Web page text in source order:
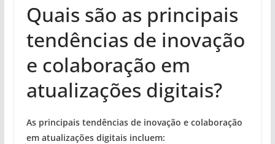
Quais são as principais
tendências de inovação
e colaboração em
atualizações digitais?
As principais tendências de inovação e colaboração
em atualizações digitais incluem: